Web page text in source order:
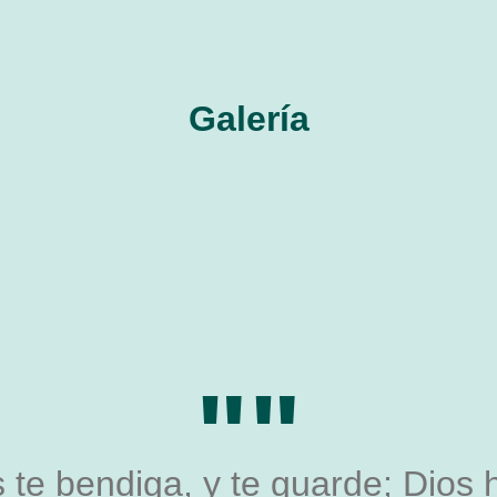
Galería
""
te bendiga, y te guarde; Dios